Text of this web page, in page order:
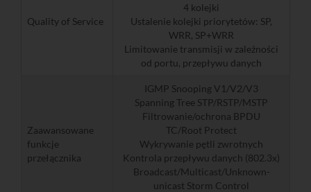
Quality of Service
4 kolejki
Ustalenie kolejki priorytetów: SP,
WRR, SP+WRR
Limitowanie transmisji w zależności
od portu, przepływu danych
Zaawansowane
funkcje
przełącznika
IGMP Snooping V1/V2/V3
Spanning Tree STP/RSTP/MSTP
Filtrowanie/ochrona BPDU
TC/Root Protect
Wykrywanie pętli zwrotnych
Kontrola przepływu danych (802.3x)
Broadcast/Multicast/Unknown-
unicast Storm Control